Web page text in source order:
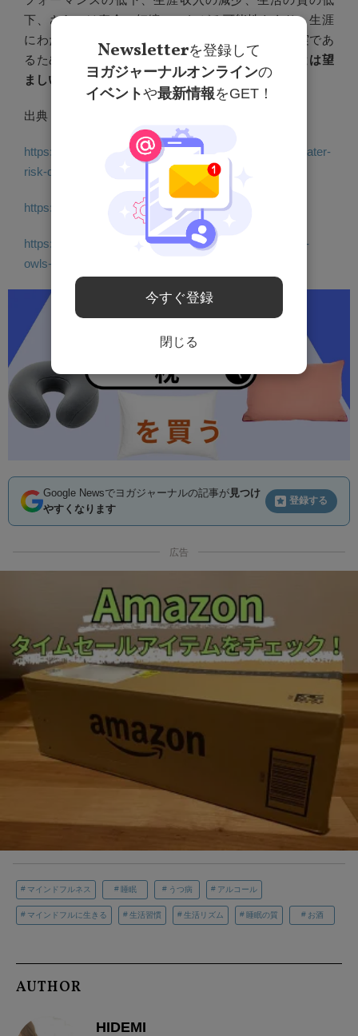
下、さらには寿命の短縮につながる可能性もあり、生涯
にわたって深刻な影響をもたらすことは周知の事実であ
るため、
うつ病の進行を若いうちに抑制できることは望
ましいこと
だとキャロル医師は述べる。
出典
https://www.surrey.ac.uk/news/why-are-night-owls-greater-
risk-depression
https://www.bbc.com/news/articles/c4g7yel31r1o
https://www.medicalnewstoday.com/articles/why-night-
owls-have-higher-risk-depression-than-early-risers
Google Newsでヨガジャーナルの記事が見つけ
やすくなります
登録する
広告
マインドフルネス 睡眠 うつ病 アルコール
マインドフルに生きる 生活習慣 生活リズム 睡眠の質 お酒
AUTHOR
HIDEMI
Newsletterを登録して
ヨガジャーナルオンラインの
イベントや最新情報をGET！
今すぐ登録
閉じる